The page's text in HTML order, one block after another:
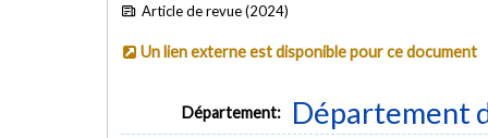
Article de revue (2024)
Un lien externe est disponible pour ce document
Département: Département